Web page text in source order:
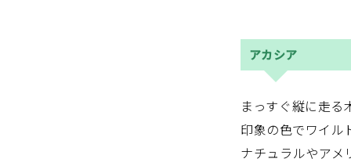
アカシア
まっすぐ縦に走
印象の色でワイル
ナチュラルやアメ